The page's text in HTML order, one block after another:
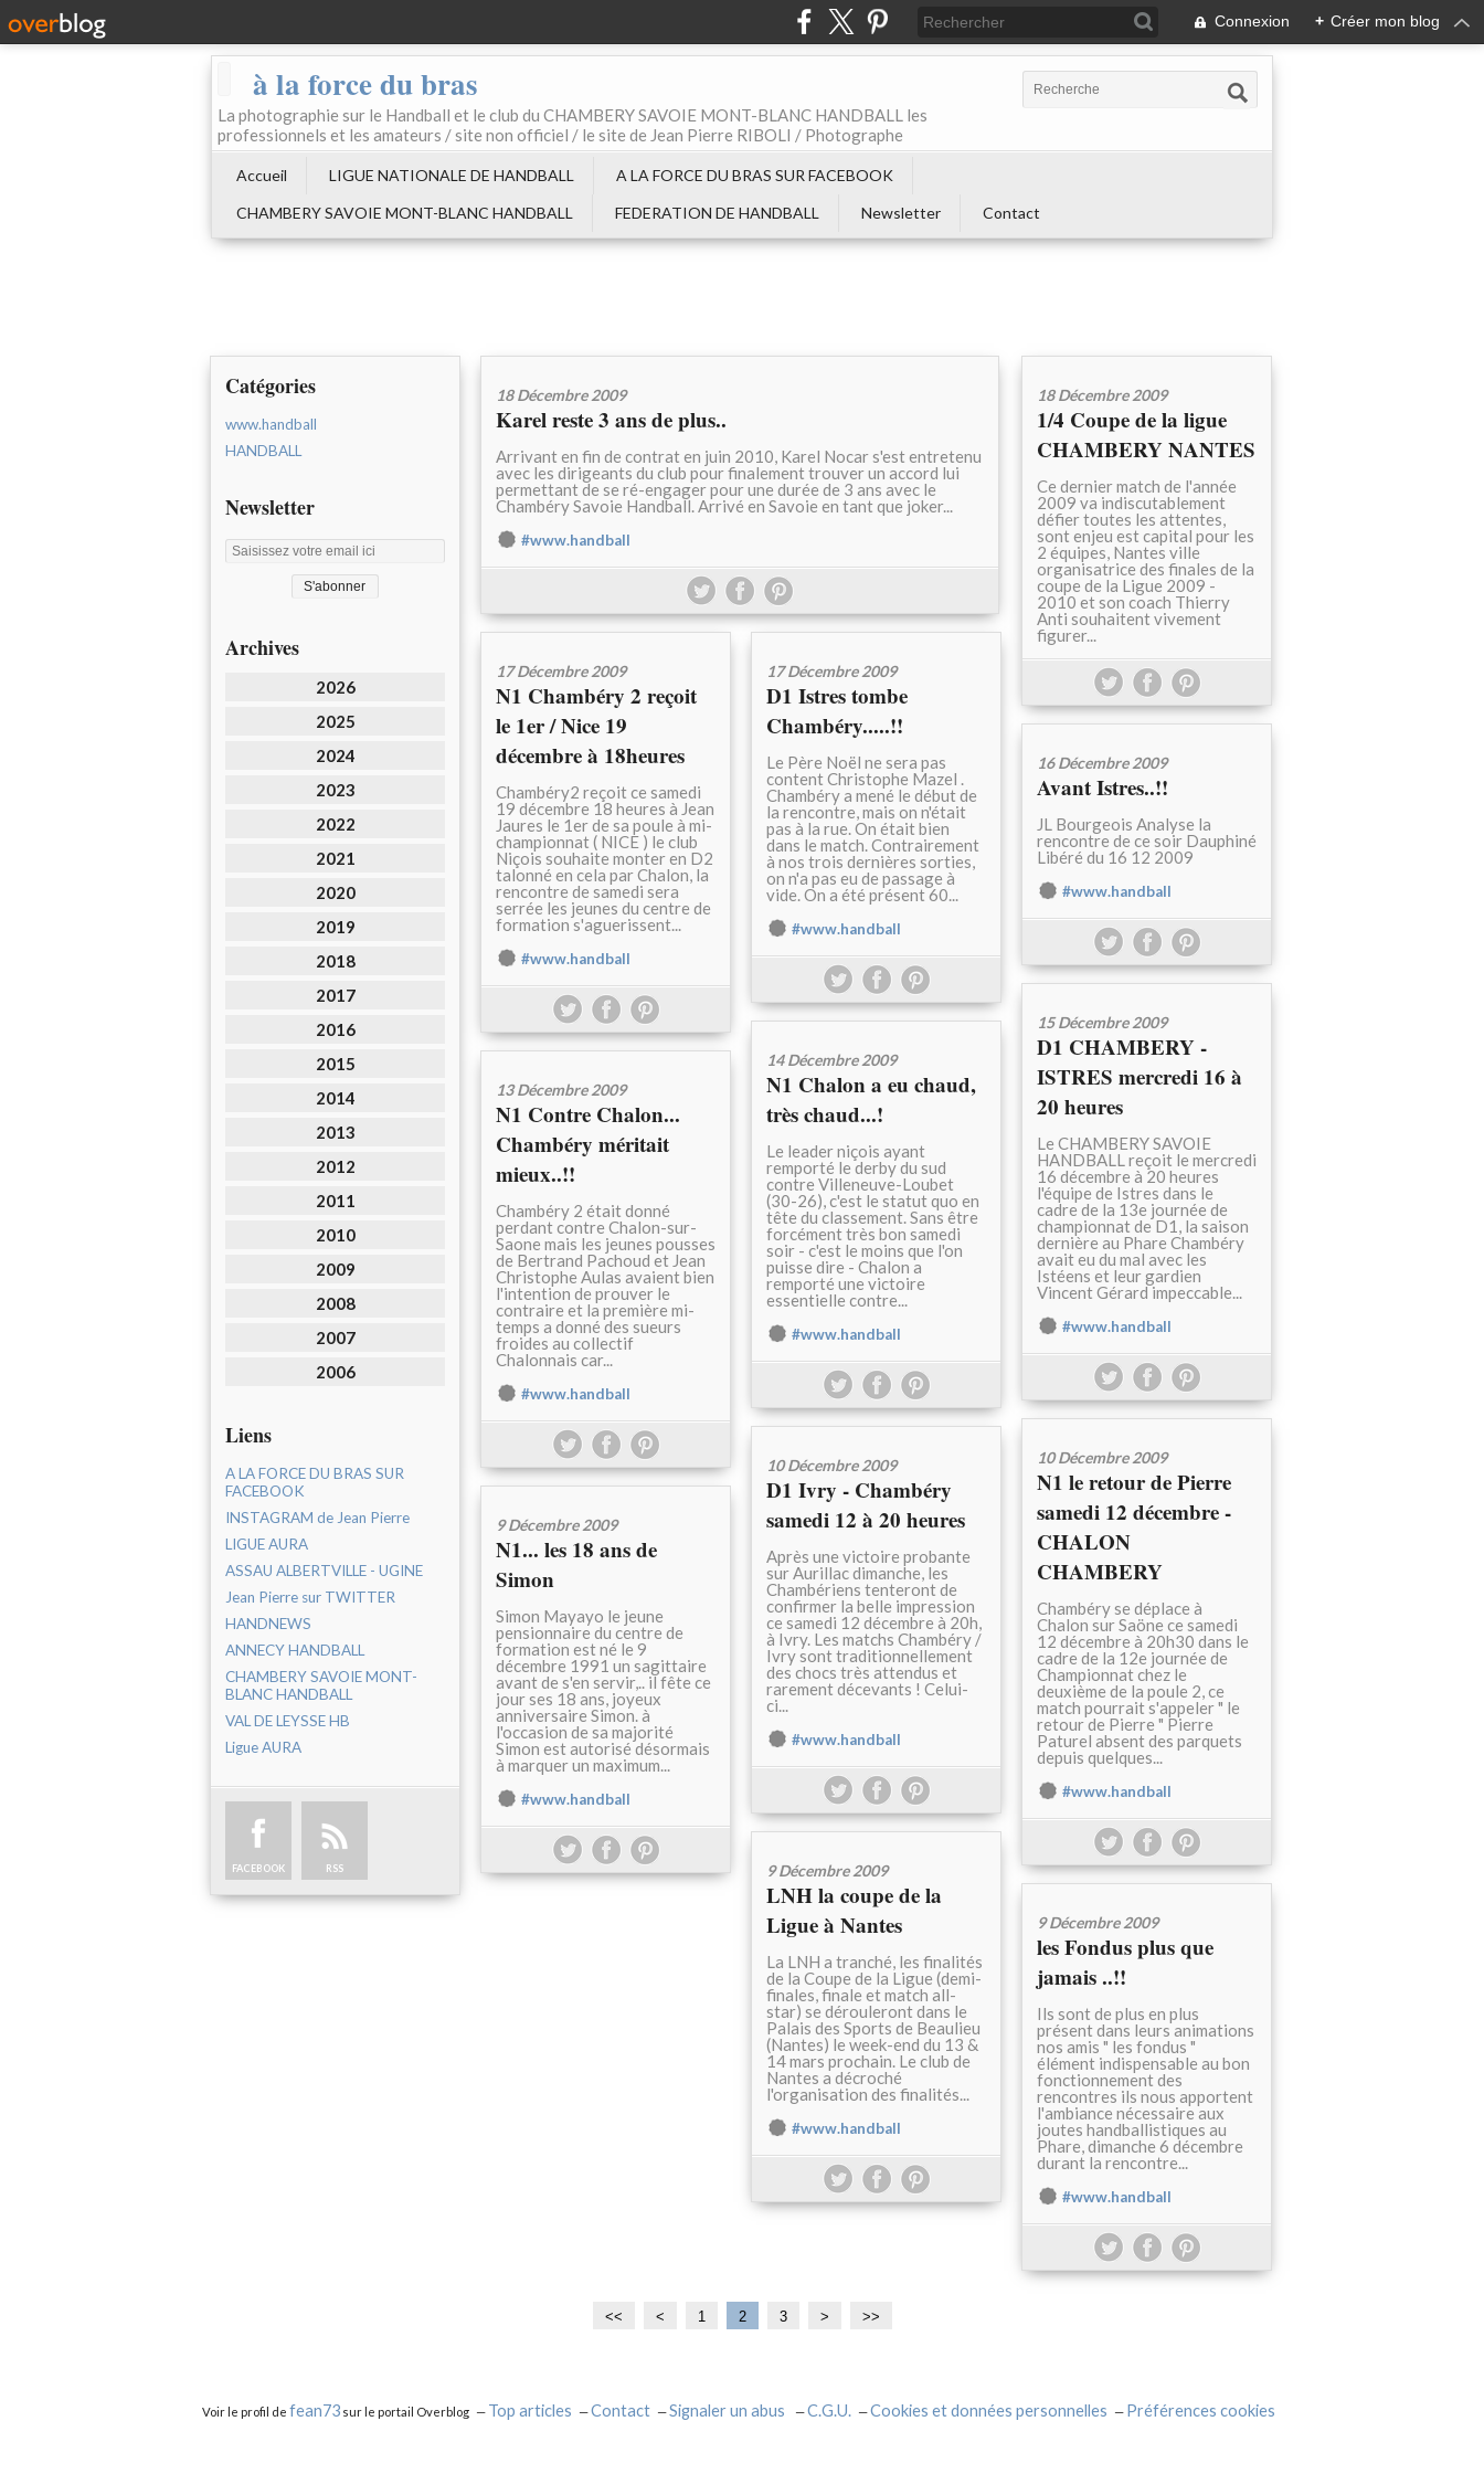
Connexion + Créer mon blog
à la force du bras
La photographie sur le Handball et le club du CHAMBERY SAVOIE MONT-BLANC HANDBALL les
professionnels et les amateurs / site non officiel / le site de Jean Pierre RIBOLI / Photographe
Accueil LIGUE NATIONALE DE HANDBALL
A LA FORCE DU BRAS SUR FACEBOOK
CHAMBERY SAVOIE MONT-BLANC HANDBALL
FEDERATION DE HANDBALL Newsletter Contact
Catégories
www.handball
HANDBALL
Newsletter
Archives
2026
2025
2024
2023
2022
2021
2020
2019
2018
2017
2016
2015
2014
2013
2012
2011
2010
2009
2008
2007
2006
Liens
A LA FORCE DU BRAS SUR
FACEBOOK
INSTAGRAM de Jean Pierre
LIGUE AURA
ASSAU ALBERTVILLE - UGINE
Jean Pierre sur TWITTER
HANDNEWS
ANNECY HANDBALL
CHAMBERY SAVOIE MONT-
BLANC HANDBALL
VAL DE LEYSSE HB
Ligue AURA
FACEBOOK RSS
18 Décembre 2009
Karel reste 3 ans de plus..
Arrivant en fin de contrat en juin 2010, Karel Nocar s'est entretenu
avec les dirigeants du club pour finalement trouver un accord lui
permettant de se ré-engager pour une durée de 3 ans avec le
Chambéry Savoie Handball. Arrivé en Savoie en tant que joker...
#www.handball
18 Décembre 2009
1/4 Coupe de la ligue
CHAMBERY NANTES
Ce dernier match de l'année
2009 va indiscutablement
défier toutes les attentes,
sont enjeu est capital pour les
2 équipes, Nantes ville
organisatrice des finales de la
coupe de la Ligue 2009 -
2010 et son coach Thierry
Anti souhaitent vivement
figurer...
17 Décembre 2009
N1 Chambéry 2 reçoit
le 1er / Nice 19
décembre à 18heures
Chambéry2 reçoit ce samedi
19 décembre 18 heures à Jean
Jaures le 1er de sa poule à mi-
championnat ( NICE ) le club
Niçois souhaite monter en D2
talonné en cela par Chalon, la
rencontre de samedi sera
serrée les jeunes du centre de
formation s'aguerissent...
#www.handball
17 Décembre 2009
D1 Istres tombe
Chambéry.....!!
Le Père Noël ne sera pas
content Christophe Mazel .
Chambéry a mené le début de
la rencontre, mais on n'était
pas à la rue. On était bien
dans le match. Contrairement
à nos trois dernières sorties,
on n'a pas eu de passage à
vide. On a été présent 60...
#www.handball
16 Décembre 2009
Avant Istres..!!
JL Bourgeois Analyse la
rencontre de ce soir Dauphiné
Libéré du 16 12 2009
#www.handball
15 Décembre 2009
D1 CHAMBERY -
ISTRES mercredi 16 à
20 heures
Le CHAMBERY SAVOIE
HANDBALL reçoit le mercredi
16 décembre à 20 heures
l'équipe de Istres dans le
cadre de la 13e journée de
championnat de D1, la saison
dernière au Phare Chambéry
avait eu du mal avec les
Istéens et leur gardien
Vincent Gérard impeccable...
#www.handball
14 Décembre 2009
N1 Chalon a eu chaud,
très chaud...!
Le leader niçois ayant
remporté le derby du sud
contre Villeneuve-Loubet
(30-26), c'est le statut quo en
tête du classement. Sans être
forcément très bon samedi
soir - c'est le moins que l'on
puisse dire - Chalon a
remporté une victoire
essentielle contre...
#www.handball
13 Décembre 2009
N1 Contre Chalon...
Chambéry méritait
mieux..!!
Chambéry 2 était donné
perdant contre Chalon-sur-
Saone mais les jeunes pousses
de Bertrand Pachoud et Jean
Christophe Aulas avaient bien
l'intention de prouver le
contraire et la première mi-
temps a donné des sueurs
froides au collectif
Chalonnais car...
#www.handball
10 Décembre 2009
N1 le retour de Pierre
samedi 12 décembre -
CHALON
CHAMBERY
Chambéry se déplace à
Chalon sur Saöne ce samedi
12 décembre à 20h30 dans le
cadre de la 12e journée de
Championnat chez le
deuxième de la poule 2, ce
match pourrait s'appeler " le
retour de Pierre " Pierre
Paturel absent des parquets
depuis quelques...
#www.handball
10 Décembre 2009
D1 Ivry - Chambéry
samedi 12 à 20 heures
Après une victoire probante
sur Aurillac dimanche, les
Chambériens tenteront de
confirmer la belle impression
ce samedi 12 décembre à 20h,
à Ivry. Les matchs Chambéry /
Ivry sont traditionnellement
des chocs très attendus et
rarement décevants ! Celui-
ci...
#www.handball
9 Décembre 2009
N1... les 18 ans de
Simon
Simon Mayayo le jeune
pensionnaire du centre de
formation est né le 9
décembre 1991 un sagittaire
avant de s'en servir,.. il fête ce
jour ses 18 ans, joyeux
anniversaire Simon. à
l'occasion de sa majorité
Simon est autorisé désormais
à marquer un maximum...
#www.handball
9 Décembre 2009
LNH la coupe de la
Ligue à Nantes
La LNH a tranché, les finalités
de la Coupe de la Ligue (demi-
finales, finale et match all-
star) se dérouleront dans le
Palais des Sports de Beaulieu
(Nantes) le week-end du 13 &
14 mars prochain. Le club de
Nantes a décroché
l'organisation des finalités...
#www.handball
9 Décembre 2009
les Fondus plus que
jamais ..!!
Ils sont de plus en plus
présent dans leurs animations
nos amis " les fondus "
élément indispensable au bon
fonctionnement des
rencontres ils nous apportent
l'ambiance nécessaire aux
joutes handballistiques au
Phare, dimanche 6 décembre
durant la rencontre...
#www.handball
<< < 1 2 3 > >>
Voir le profil de fean73 sur le portail Overblog Top articles Contact Signaler un abus C.G.U. Cookies et données personnelles Préférences cookies